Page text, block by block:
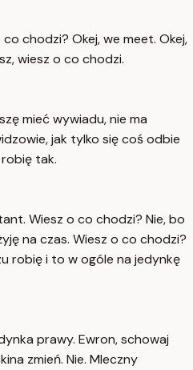
chodzi? Okej, we meet. Okej,
wiesz o co chodzi.
mieć wywiadu, nie ma
jak tylko się coś odbie
tak.
Wiesz o co chodzi? Nie, bo
na czas. Wiesz o co chodzi?
robię i to w ogóle na jedynkę
prawy. Ewron, schowaj
zmień. Nie. Mleczny